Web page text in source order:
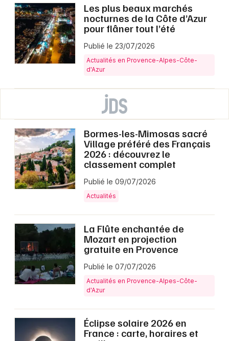
Les plus beaux marchés
nocturnes de la Côte d’Azur
pour flâner tout l’été
Publié le 23/07/2026
Actualités en Provence-Alpes-Côte-
d'Azur
Bormes-les-Mimosas sacré
Village préféré des Français
2026 : découvrez le
classement complet
Publié le 09/07/2026
Actualités
La Flûte enchantée de
Mozart en projection
gratuite en Provence
Publié le 07/07/2026
Actualités en Provence-Alpes-Côte-
d'Azur
Éclipse solaire 2026 en
France : carte, horaires et